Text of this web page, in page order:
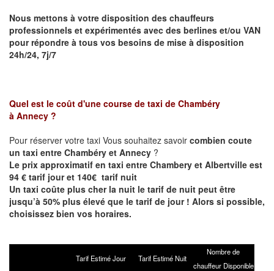
Nous mettons à votre disposition des chauffeurs
professionnels et expérimentés avec des berlines et/ou VAN
pour répondre à tous vos besoins de mise à disposition
24h/24, 7j/7
Quel est le coût d'une course de taxi de Chambéry
à Annecy ?
Pour réserver votre taxi Vous souhaitez savoir combien coute
un taxi entre Chambéry et Annecy ?
Le prix approximatif en taxi entre Chambery et Albertville est
94 € tarif jour et 140€ tarif nuit
Un taxi coûte plus cher la nuit le tarif de nuit peut être
jusqu’à 50% plus élevé que le tarif de jour ! Alors si possible,
choisissez bien vos horaires.
Tarif Estimé Jour Tarif Estimé Nuit
Nombre de
chauffeur Disponible